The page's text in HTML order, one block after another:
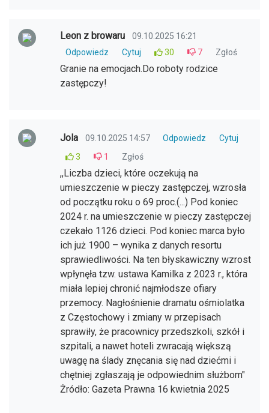
Leon z browaru
09.10.2025 16:21
Odpowiedz
Cytuj 30 7 Zgłoś
Granie na emocjach.Do roboty rodzice
zastępczy!
Jola 09.10.2025 14:57 Odpowiedz
Cytuj
3
1 Zgłoś
,,Liczba dzieci, które oczekują na
umieszczenie w pieczy zastępczej, wzrosła
od początku roku o 69 proc.(...) Pod koniec
2024 r. na umieszczenie w pieczy zastępczej
czekało 1126 dzieci. Pod koniec marca było
ich już 1900 – wynika z danych resortu
sprawiedliwości. Na ten błyskawiczny wzrost
wpłynęła tzw. ustawa Kamilka z 2023 r., która
miała lepiej chronić najmłodsze ofiary
przemocy. Nagłośnienie dramatu ośmiolatka
z Częstochowy i zmiany w przepisach
sprawiły, że pracownicy przedszkoli, szkół i
szpitali, a nawet hoteli zwracają większą
uwagę na ślady znęcania się nad dziećmi i
chętniej zgłaszają je odpowiednim służbom"
Żródło: Gazeta Prawna 16 kwietnia 2025